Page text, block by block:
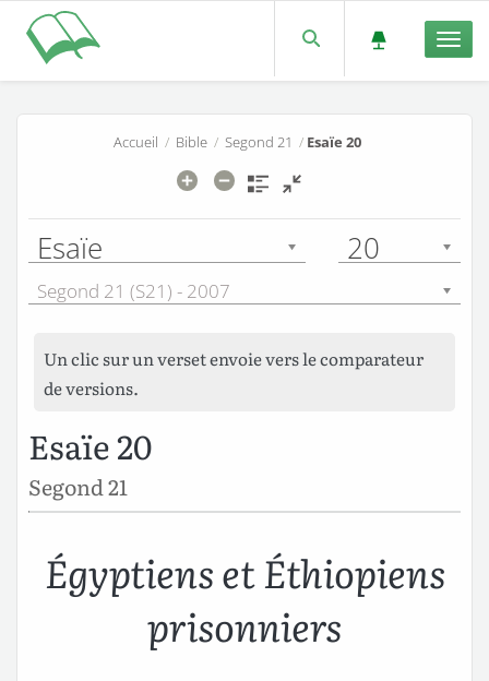
Accueil / Bible/ Segond 21 / Esaïe 20
Esaïe 20
Segond 21 (S21) - 2007
Un clic sur un verset envoie vers le comparateur
de versions.
Esaïe 20
Segond 21
Égyptiens et Éthiopiens
prisonniers